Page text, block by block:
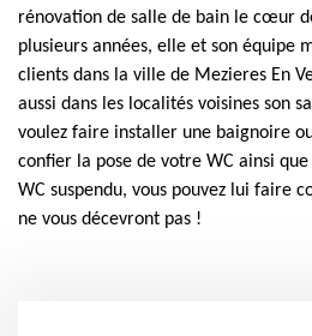
rénovation de salle de bain le cœur
plusieurs années, elle et son équipe
clients dans la ville de Mezieres En
aussi dans les localités voisines son
voulez faire installer une baignoire
confier la pose de votre WC ainsi
WC suspendu, vous pouvez lui faire
ne vous décevront pas !